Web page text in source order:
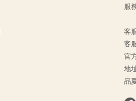
服
客
客
官
地
品